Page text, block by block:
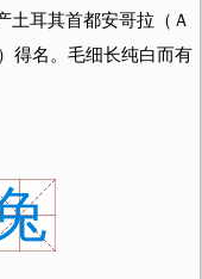
土耳其首都安哥拉（Ａ
得名。毛细长纯白而有